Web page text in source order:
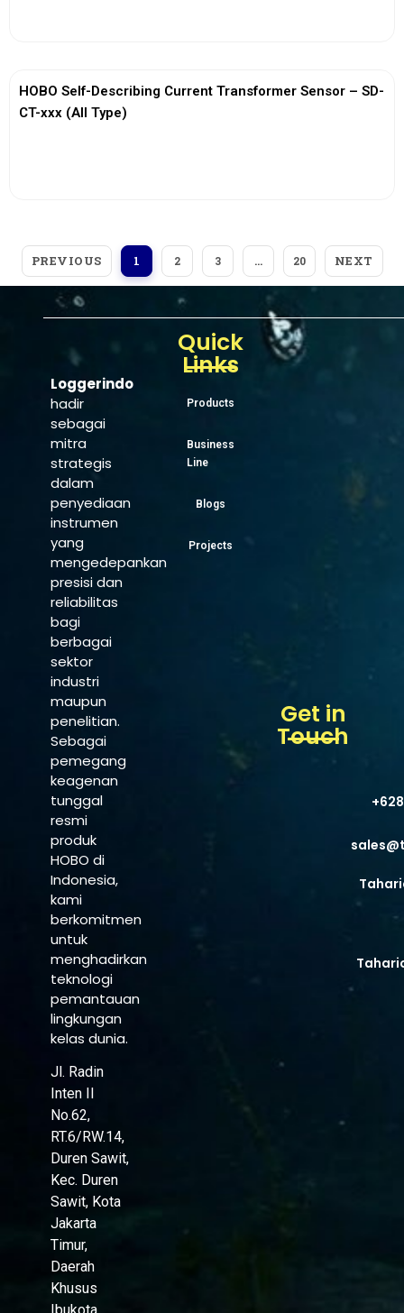
HOBO Self-Describing Current Transformer Sensor – SD-
CT-xxx (All Type)
PREVIOUS 1 2 3 … 20 NEXT
Loggerindo
hadir
sebagai
mitra
strategis
dalam
penyediaan
instrumen
yang
mengedepankan
presisi dan
reliabilitas
bagi
berbagai
sektor
industri
maupun
penelitian.
Sebagai
pemegang
keagenan
tunggal
resmi
produk
HOBO di
Indonesia,
kami
berkomitmen
untuk
menghadirkan
teknologi
pemantauan
lingkungan
kelas dunia.
Jl. Radin
Inten II
No.62,
RT.6/RW.14,
Duren Sawit,
Kec. Duren
Sawit, Kota
Jakarta
Timur,
Daerah
Khusus
Quick
Links
Products
Business
Line
Blogs
Projects
Get in
Touch